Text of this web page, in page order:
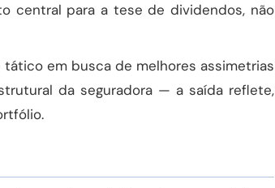
central para a tese de dividendos, não
em busca de melhores assimetrias
da seguradora — a saída reflete,